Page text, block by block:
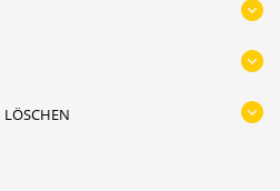
LÖSCHEN